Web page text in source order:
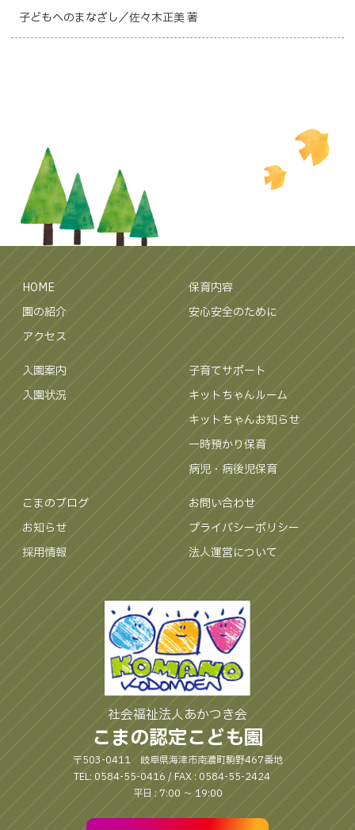
子どもへのまなざし／佐々木正美 著
HOME
園の紹介
アクセス
保育内容
安心安全のために
入園案内
入園状況
子育てサポート
キットちゃんルーム
キットちゃんお知らせ
一時預かり保育
病児・病後児保育
こまのブログ
お知らせ
採用情報
お問い合わせ
プライバシーポリシー
法人運営について
社会福祉法人あかつき会
こまの認定こども園
〒503-0411 岐阜県海津市南濃町駒野467番地
TEL: 0584-55-0416 / FAX : 0584-55-2424
平日 : 7:00 〜 19:00